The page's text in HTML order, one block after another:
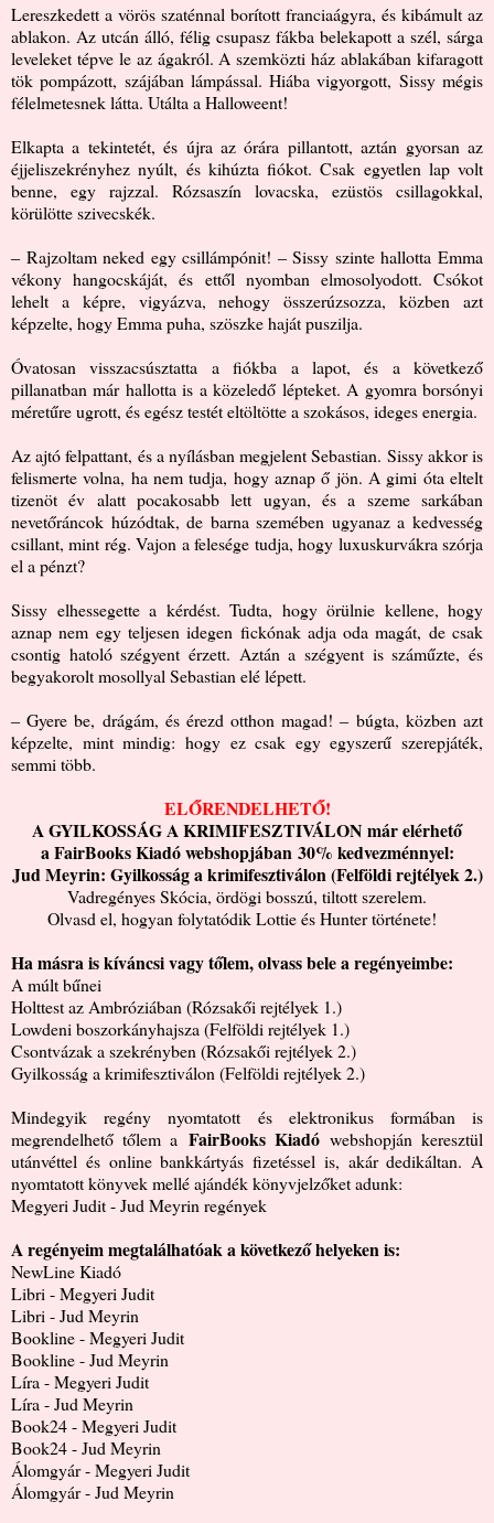
Lereszkedett a vörös szaténnal borított franciaágyra, és kibámult az
ablakon. Az utcán álló, félig csupasz fákba belekapott a szél, sárga
leveleket tépve le az ágakról. A szemközti ház ablakában kifaragott
tök pompázott, szájában lámpással. Hiába vigyorgott, Sissy mégis
félelmetesnek látta. Utálta a Halloweent!
Elkapta a tekintetét, és újra az órára pillantott, aztán gyorsan az
éjjeliszekrényhez nyúlt, és kihúzta fiókot. Csak egyetlen lap volt
benne, egy rajzzal. Rózsaszín lovacska, ezüstös csillagokkal,
körülötte szivecskék.
‒ Rajzoltam neked egy csillámpónit! ‒ Sissy szinte hallotta Emma
vékony hangocskáját, és ettől nyomban elmosolyodott. Csókot
lehelt a képre, vigyázva, nehogy összerúzsozza, közben azt
képzelte, hogy Emma puha, szöszke haját puszilja.
Óvatosan visszacsúsztatta a fiókba a lapot, és a következő
pillanatban már hallotta is a közeledő lépteket. A gyomra borsónyi
méretűre ugrott, és egész testét eltöltötte a szokásos, ideges energia.
Az ajtó felpattant, és a nyílásban megjelent Sebastian. Sissy akkor is
felismerte volna, ha nem tudja, hogy aznap ő jön. A gimi óta eltelt
tizenöt év alatt pocakosabb lett ugyan, és a szeme sarkában
nevetőráncok húzódtak, de barna szemében ugyanaz a kedvesség
csillant, mint rég. Vajon a felesége tudja, hogy luxuskurvákra szórja
el a pénzt?
Sissy elhessegette a kérdést. Tudta, hogy örülnie kellene, hogy
aznap nem egy teljesen idegen fickónak adja oda magát, de csak
csontig hatoló szégyent érzett. Aztán a szégyent is száműzte, és
begyakorolt mosollyal Sebastian elé lépett.
‒ Gyere be, drágám, és érezd otthon magad! ‒ búgta, közben azt
képzelte, mint mindig: hogy ez csak egy egyszerű szerepjáték,
semmi több.
ELŐRENDELHETŐ!
A GYILKOSSÁG A KRIMIFESZTIVÁLON már elérhető
a FairBooks Kiadó webshopjában 30% kedvezménnyel:
Jud Meyrin: Gyilkosság a krimifesztiválon (Felföldi rejtélyek 2.)
Vadregényes Skócia, ördögi bosszú, tiltott szerelem.
Olvasd el, hogyan folytatódik Lottie és Hunter története!
Ha másra is kíváncsi vagy tőlem, olvass bele a regényeimbe:
A múlt bűnei
Holttest az Ambróziában (Rózsakői rejtélyek 1.)
Lowdeni boszorkányhajsza (Felföldi rejtélyek 1.)
Csontvázak a szekrényben (Rózsakői rejtélyek 2.)
Gyilkosság a krimifesztiválon (Felföldi rejtélyek 2.)
Mindegyik regény nyomtatott és elektronikus formában is
megrendelhető tőlem a FairBooks Kiadówebshopján keresztül
utánvéttel és online bankkártyás fizetéssel is, akár dedikáltan. A
nyomtatott könyvek mellé ajándék könyvjelzőket adunk:
Megyeri Judit - Jud Meyrin regények
A regényeim megtalálhatóak a következő helyeken is:
NewLine Kiadó
Libri - Megyeri Judit
Libri - Jud Meyrin
Bookline - Megyeri Judit
Bookline - Jud Meyrin
Líra - Megyeri Judit
Líra - Jud Meyrin
Book24 - Megyeri Judit
Book24 - Jud Meyrin
Álomgyár - Megyeri Judit
Álomgyár - Jud Meyrin